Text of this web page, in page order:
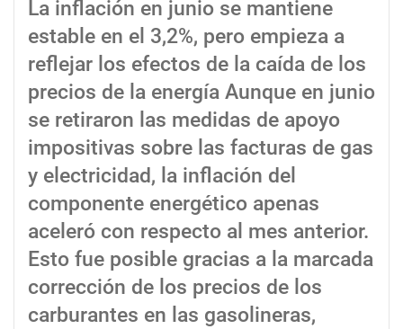
La inflación en junio se mantiene
estable en el 3,2%, pero empieza a
reflejar los efectos de la caída de los
precios de la energía Aunque en junio
se retiraron las medidas de apoyo
impositivas sobre las facturas de gas
y electricidad, la inflación del
componente energético apenas
aceleró con respecto al mes anterior.
Esto fue posible gracias a la marcada
corrección de los precios de los
carburantes en las gasolineras,